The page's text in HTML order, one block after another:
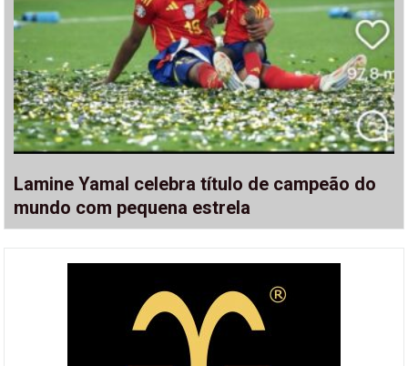
Lamine Yamal celebra título de campeão do
mundo com pequena estrela